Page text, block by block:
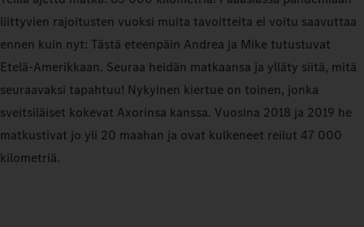
liittyvien rajoitusten vuoksi muita tavoitteita ei voitu saavuttaa
ennen kuin nyt: Tästä eteenpäin Andrea ja Mike tutustuvat
Etelä-Amerikkaan. Seuraa heidän matkaansa ja ylläty siitä, mitä
seuraavaksi tapahtuu! Nykyinen kiertue on toinen, jonka
sveitsiläiset kokevat Axorinsa kanssa. Vuosina 2018 ja 2019 he
matkustivat jo yli 20 maahan ja ovat kulkeneet reilut 47 000
kilometriä.